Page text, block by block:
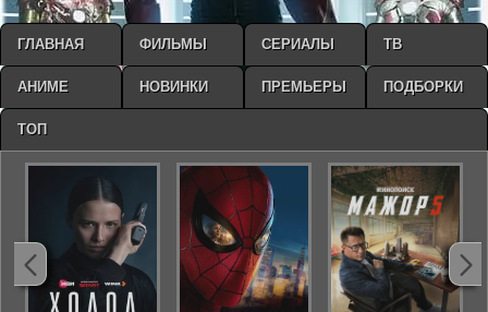
ГЛАВНАЯ ФИЛЬМЫ СЕРИАЛЫ ТВ
АНИМЕ НОВИНКИ ПРЕМЬЕРЫ ПОДБОРКИ
ТОП